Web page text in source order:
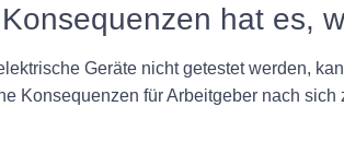
hat es,
Geräte nicht getestet werden,
Konsequenzen für Arbeitgeber nach